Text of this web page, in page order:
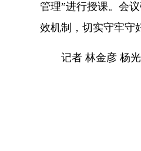
管理”进行授课。会
效机制，切实守牢守
记者 林金彦 杨光